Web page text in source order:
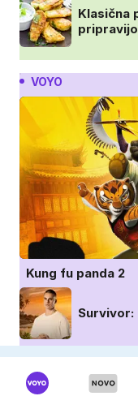
Klasična
VOYO
Kung fu panda 2
Survivor:
Znan